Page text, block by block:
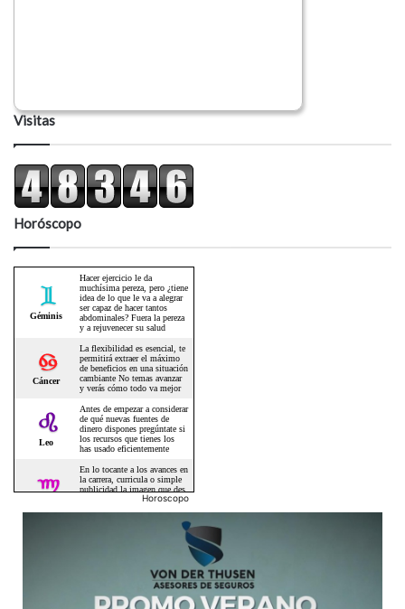
Visitas
Horóscopo
Horoscopo